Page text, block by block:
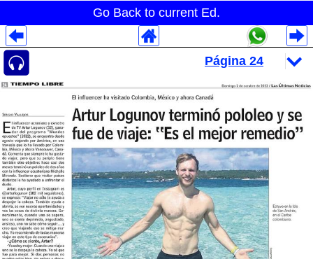
Go Back to current Ed.
Despliegues Analytics
Despliegues Totales
Despliegues por Rubros